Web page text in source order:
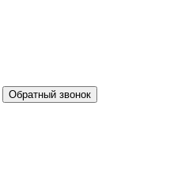
Обратный звонок